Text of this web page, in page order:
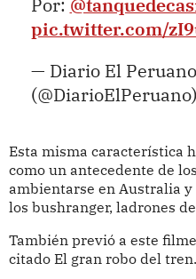
Por:
pic.twitter.com/
— Diario El Peruano
(@DiarioElPeruano)
Esta misma característica
como un antecedente de
ambientarse en Australia
los bushranger, ladrones
También previó a este
citado El gran robo del tren.